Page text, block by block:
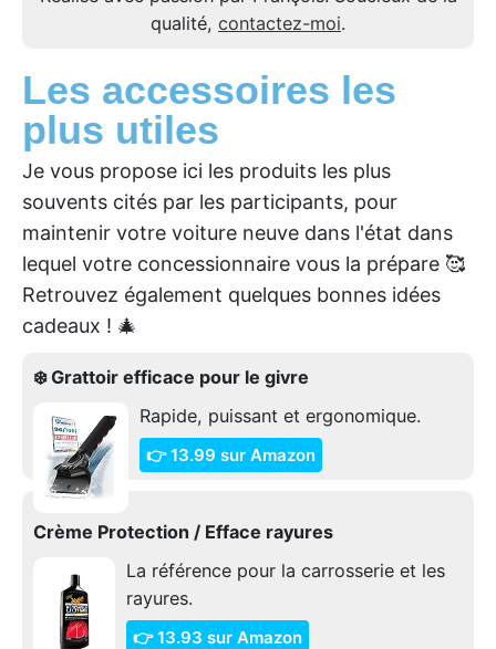
qualité, contactez-moi.
Les accessoires les
plus utiles
Je vous propose ici les produits les plus
souvents cités par les participants, pour
maintenir votre voiture neuve dans l'état dans
lequel votre concessionnaire vous la prépare 🥰
Retrouvez également quelques bonnes idées
cadeaux ! 🎄
❄️ Grattoir efficace pour le givre
Rapide, puissant et ergonomique.
👉 13.99 sur Amazon
Crème Protection / Efface rayures
La référence pour la carrosserie et les
rayures.
👉 13.93 sur Amazon